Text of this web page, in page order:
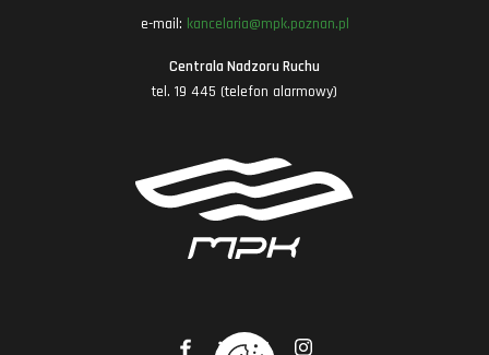
e-mail: kancelaria@mpk.poznan.pl
Centrala Nadzoru Ruchu
tel. 19 445 (telefon alarmowy)